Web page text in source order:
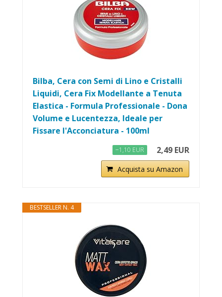
Bilba, Cera con Semi di Lino e Cristalli
Liquidi, Cera Fix Modellante a Tenuta
Elastica - Formula Professionale - Dona
Volume e Lucentezza, Ideale per
Fissare l'Acconciatura - 100ml
−1,10 EUR 2,49 EUR
Acquista su Amazon
BESTSELLER N. 4